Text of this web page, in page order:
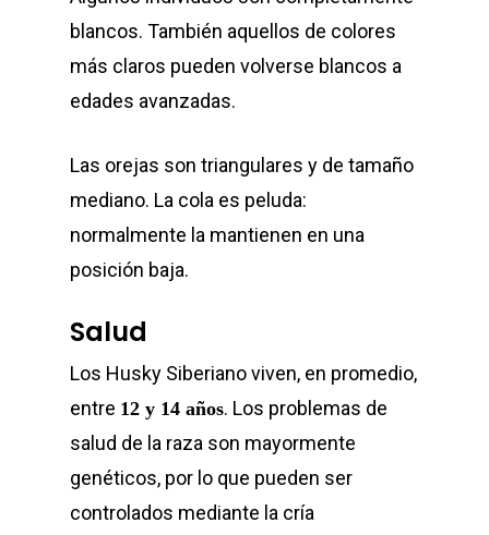
blancos. También aquellos de colores
más claros pueden volverse blancos a
edades avanzadas.
Las orejas son triangulares y de tamaño
mediano. La cola es peluda:
normalmente la mantienen en una
posición baja.
Salud
Los Husky Siberiano viven, en promedio,
entre 12 y 14 años. Los problemas de
salud de la raza son mayormente
genéticos, por lo que pueden ser
controlados mediante la cría